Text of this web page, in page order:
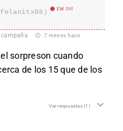
EM Off
7 meses hace
sorpreson cuando
de los 15 que de los
Ver respuestas(1)